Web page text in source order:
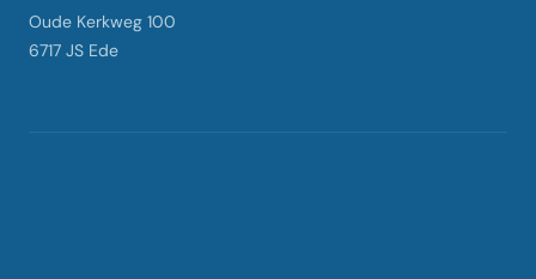
Oude Kerkweg 100
6717 JS Ede